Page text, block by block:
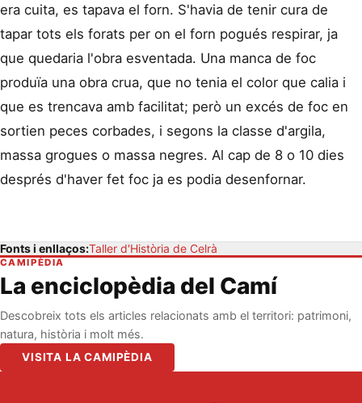
era cuita, es tapava el forn. S'havia de tenir cura de
tapar tots els forats per on el forn pogués respirar, ja
que quedaria l'obra esventada. Una manca de foc
produïa una obra crua, que no tenia el color que calia i
que es trencava amb facilitat; però un excés de foc en
sortien peces corbades, i segons la classe d'argila,
massa grogues o massa negres. Al cap de 8 o 10 dies
després d'haver fet foc ja es podia desenfornar.
Fonts i enllaços:Taller d'Història de Celrà
CAMIPÈDIA
La enciclopèdia del Camí
Descobreix tots els articles relacionats amb el territori: patrimoni,
natura, història i molt més.
VISITA LA CAMIPÈDIA